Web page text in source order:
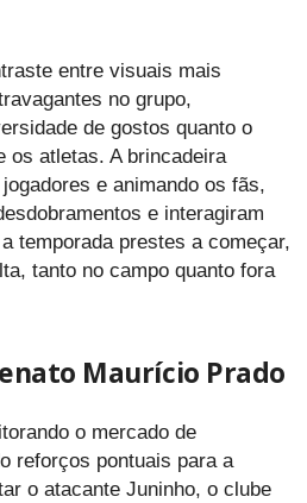
entre visuais mais
no grupo,
de gostos quanto o
os atletas. A brincadeira
e animando os fãs,
e interagiram
temporada prestes a começar,
tanto no campo quanto fora
Maurício Prado
o mercado de
reforços pontuais para a
o atacante Juninho, o clube